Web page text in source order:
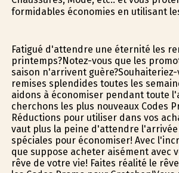
formidables économies en utilisant
Fatigué d'attendre une éternité les
printemps?Notez-vous que les
saison n'arrivent
remises splendides toutes les
aidons à économiser pendant toute
cherchons les plus nouveaux Codes
Réductions pour utiliser dans vos
vaut plus la peine d'attendre
spéciales pour économiser! Avec
que suppose acheter aisément avec
rêve de votre vie! Faites réalité le